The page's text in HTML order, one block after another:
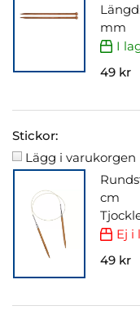
mm
I
49 kr
Stickor:
Lägg i varukorgen
cm
Ej i
49 kr